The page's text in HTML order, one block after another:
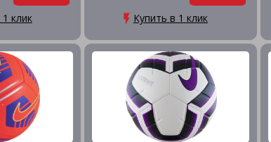
клик Купить в 1 клик